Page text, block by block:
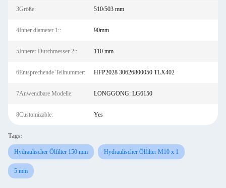
3Größe: 510/503 mm
4Inner diameter 1:: 90mm
5Innerer Durchmesser 2:: 110 mm
6Entsprechende Teilnummer: HFP2028 30626800050 TLX402
7Anwendbare Modelle: LONGGONG: LG6150
8Customizable: Yes
Tags:
Hydraulischer Ölfilter 150 mm Hydraulischer Ölfilter M10 x 1
5 mm